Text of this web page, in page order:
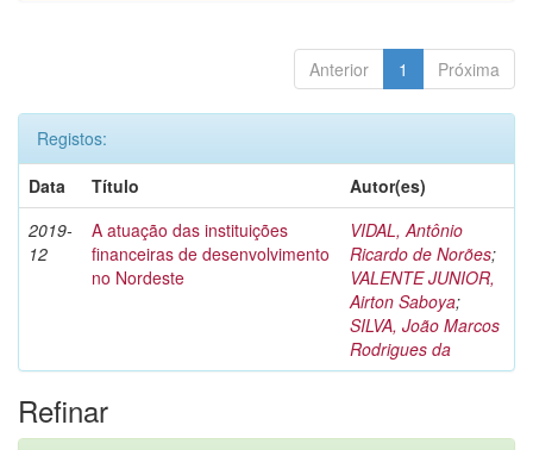
Anterior 1 Próxima
Registos:
Data
Título
Autor(es)
2019-
12
A atuação das instituições
financeiras de desenvolvimento
no Nordeste
VIDAL, Antônio
Ricardo de Norões;
VALENTE JUNIOR,
Airton Saboya;
SILVA, João Marcos
Rodrigues da
Refinar